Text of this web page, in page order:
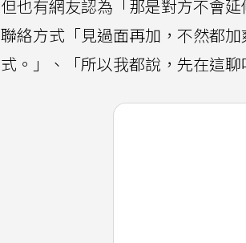
但也有網友認為「那是對方不會
聯絡方式「見過面再加，不然都
式。」、「所以我都說，先在這